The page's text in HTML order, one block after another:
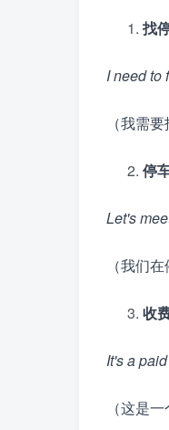
找
I need to
（我需
停
Let's
（我们
收
It's a
（这是